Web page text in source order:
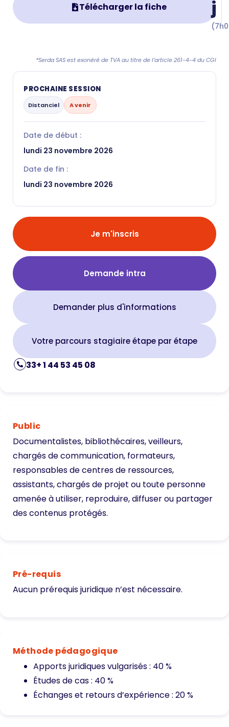
Télécharger la fiche j
*Serda SAS est exonéré de TVA au titre de l’article 261-4-4 du CGI
PROCHAINE SESSION
Distanciel A venir
Date de début :
lundi 23 novembre 2026
Date de fin :
lundi 23 novembre 2026
Je m'inscris
Demande intra
Demander plus d'informations
Votre parcours stagiaire étape par étape
33+ 1 44 53 45 08
Public
Documentalistes, bibliothécaires, veilleurs,
chargés de communication, formateurs,
responsables de centres de ressources,
assistants, chargés de projet ou toute personne
amenée à utiliser, reproduire, diffuser ou partager
des contenus protégés.
Pré-requis
Aucun prérequis juridique n’est nécessaire.
Méthode pédagogique
Apports juridiques vulgarisés : 40 %
Études de cas : 40 %
Échanges et retours d’expérience : 20 %